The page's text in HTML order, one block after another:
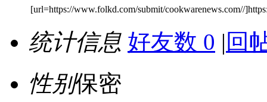
[url=https://www.folkd.com/submit/cookwarenews.com//
统计信息 好友数 0 | 回
性别保密